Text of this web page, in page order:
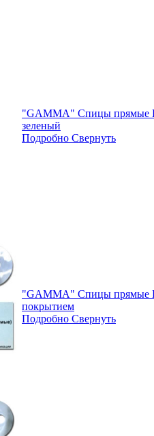
"GAMMA" Спицы прямые
зеленый
Подробно Свернуть
"GAMMA" Спицы прямые
покрытием
Подробно Свернуть